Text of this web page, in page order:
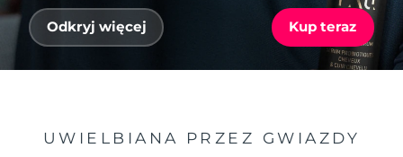
Odkryj więcej Kup teraz
UWIELBIANA PRZEZ GWIAZDY